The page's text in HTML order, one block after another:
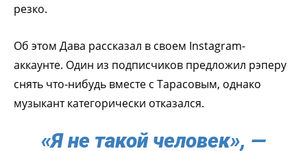
резко.
Об этом Дава рассказал в своем Instagram-
аккаунте. Один из подписчиков предложил рэперу
снять что-нибудь вместе с Тарасовым, однако
музыкант категорически отказался.
«Я не такой человек», —